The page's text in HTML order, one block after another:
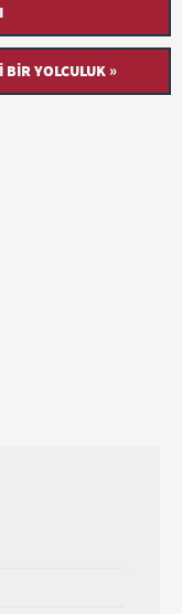
BIR YOLCULUK »